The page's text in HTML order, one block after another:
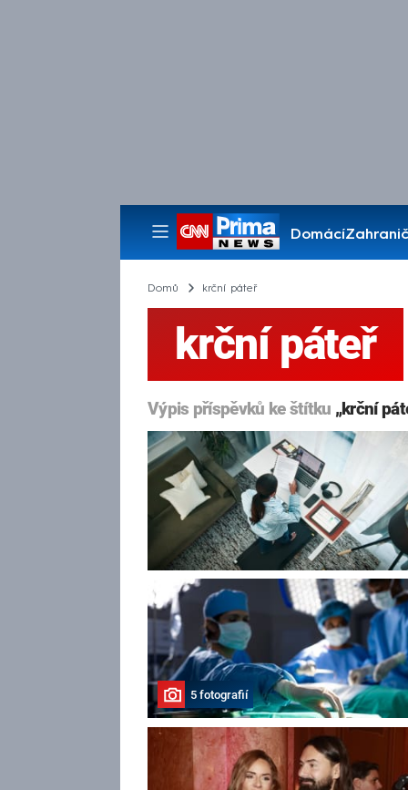
Domácí
Pořady
Domů krční páteř
krční páteř
Výpis příspěvků ke štítku „krční
5 fotografií